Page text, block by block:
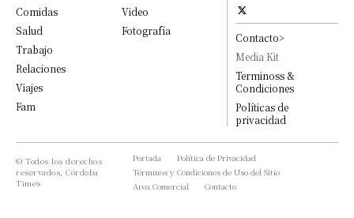
Comidas
Salud
Trabajo
Relaciones
Viajes
Fam
Video
Fotografía
Contacto>
Media Kit
Terminoss &
Condiciones
Políticas de
privacidad
© Todos los derechos
reservados, Córdoba
Times
Portada
Política de Privacidad
Términos y Condiciones de Uso del Sitio
Area Comercial
Contacto